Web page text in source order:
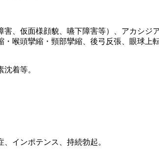
、仮面様顔貌、嚥下障害等）、アカシジ
喉頭攣縮・頸部攣縮、後弓反張、眼球上
着等。
インポテンス、持続勃起。